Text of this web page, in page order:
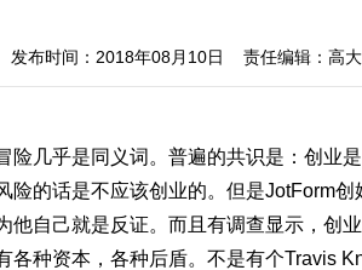
布时间：2018年08月10日 责任编辑：高
险几乎是同义词。普遍的共识是：创业
险的话是不应该创业的。但是JotForm
他自己就是反证。而且有调查显示，创
各种资本，各种后盾。不是有个Travis